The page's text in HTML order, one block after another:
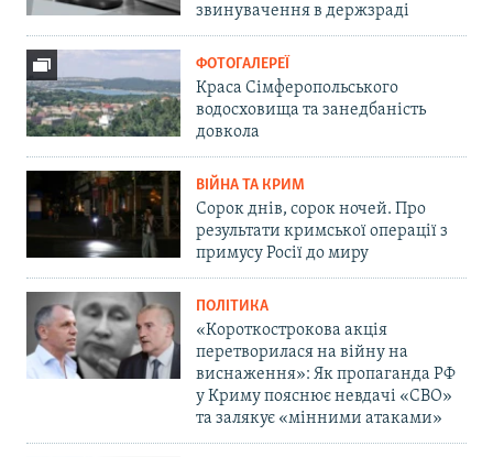
звинувачення в держзраді
ФОТОГАЛЕРЕЇ
Краса Сімферопольського
водосховища та занедбаність
довкола
ВІЙНА ТА КРИМ
Сорок днів, сорок ночей. Про
результати кримської операції з
примусу Росії до миру
ПОЛІТИКА
«Короткострокова акція
перетворилася на війну на
виснаження»: Як пропаганда РФ
у Криму пояснює невдачі «СВО»
та залякує «мінними атаками»